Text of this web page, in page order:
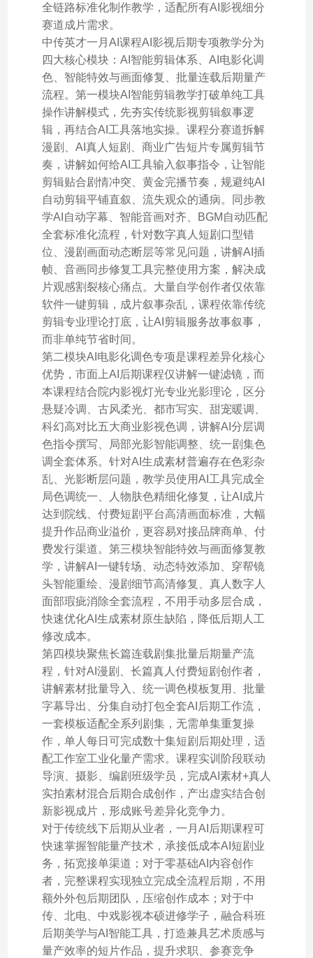
全链路标准化制作教学，适配所有AI影视细分
赛道成片需求。
中传英才一月AI课程AI影视后期专项教学分为
四大核心模块：AI智能剪辑体系、AI电影化调
色、智能特效与画面修复、批量连载后期量产
流程。第一模块AI智能剪辑教学打破单纯工具
操作讲解模式，先夯实传统影视剪辑叙事逻
辑，再结合AI工具落地实操。课程分赛道拆解
漫剧、AI真人短剧、商业广告短片专属剪辑节
奏，讲解如何给AI工具输入叙事指令，让智能
剪辑贴合剧情冲突、黄金完播节奏，规避纯AI
自动剪辑平铺直叙、流失观众的通病。同步教
学AI自动字幕、智能音画对齐、BGM自动匹配
全套标准化流程，针对数字真人短剧口型错
位、漫剧画面动态断层等常见问题，讲解AI插
帧、音画同步修复工具完整使用方案，解决成
片观感割裂核心痛点。大量自学创作者仅依靠
软件一键剪辑，成片叙事杂乱，课程依靠传统
剪辑专业理论打底，让AI剪辑服务故事叙事，
而非单纯节省时间。
第二模块AI电影化调色专项是课程差异化核心
优势，市面上AI后期课程仅讲解一键滤镜，而
本课程结合院内影视灯光专业光影理论，区分
悬疑冷调、古风柔光、都市写实、甜宠暖调、
科幻高对比五大商业影视色调，讲解AI分层调
色指令撰写、局部光影智能调整、统一剧集色
调全套体系。针对AI生成素材普遍存在色彩杂
乱、光影断层问题，教学员使用AI工具完成全
局色调统一、人物肤色精细化修复，让AI成片
达到院线、付费短剧平台高清画面标准，大幅
提升作品商业溢价，更容易对接品牌商单、付
费发行渠道。第三模块智能特效与画面修复教
学，讲解AI一键转场、动态特效添加、穿帮镜
头智能重绘、漫剧细节高清修复、真人数字人
面部瑕疵消除全套流程，不用手动多层合成，
快速优化AI生成素材原生缺陷，降低后期人工
修改成本。
第四模块聚焦长篇连载剧集批量后期量产流
程，针对AI漫剧、长篇真人付费短剧创作者，
讲解素材批量导入、统一调色模板复用、批量
字幕导出、分集自动打包全套AI后期工作流，
一套模板适配全系列剧集，无需单集重复操
作，单人每日可完成数十集短剧后期处理，适
配工作室工业化量产需求。课程实训阶段联动
导演、摄影、编剧班级学员，完成AI素材+真人
实拍素材混合后期合成创作，产出虚实结合创
新影视成片，形成账号差异化竞争力。
对于传统线下后期从业者，一月AI后期课程可
快速掌握智能量产技术，承接低成本AI短剧业
务，拓宽接单渠道；对于零基础AI内容创作
者，完整课程实现独立完成全流程后期，不用
额外外包后期团队，压缩创作成本；对于中
传、北电、中戏影视本硕进修学子，融合科班
后期美学与AI智能工具，打造兼具艺术质感与
量产效率的短片作品，提升求职、参赛竞争